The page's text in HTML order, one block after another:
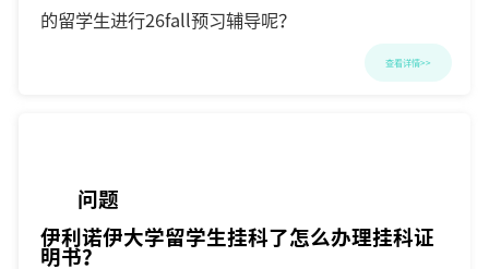
的留学生进行26fall预习辅导呢？
查看详情>>
问题
伊利诺伊大学留学生挂科了怎么办理挂科证
明书？